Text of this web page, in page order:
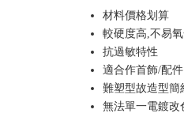
材料價格划算
較硬度高,不易
抗過敏特性
適合作首飾/配件
難塑型故造型簡
無法單一電鍍改